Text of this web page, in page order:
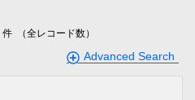
件 （全レコード数）
Advanced Search